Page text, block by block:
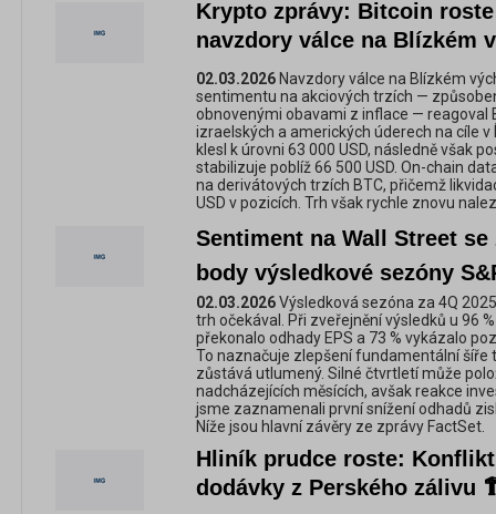
Krypto zprávy: Bitcoin
navzdory válce na Blízkém
02.03.2026 Navzdory válce na Blízkém
sentimentu na akciových trzích —
obnovenými obavami z inflace — reagoval
izraelských a amerických úderech na cíle
klesl k úrovni 63 000 USD, následně však
stabilizuje poblíž 66 500 USD. On-chain
na derivátových trzích BTC, přičemž
USD v pozicích. Trh však rychle znovu
Sentiment na Wall Street
body výsledkové sezóny
02.03.2026Výsledková sezóna za 4Q
trh očekával. Při zveřejnění výsledků u 96
překonalo odhady EPS a 73 % vykázalo
To naznačuje zlepšení fundamentální šíře
zůstává utlumený. Silné čtvrtletí může
nadcházejících měsících, avšak reakce
jsme zaznamenali první snížení odhadů
Níže jsou hlavní závěry ze zprávy FactSet.
Hliník prudce roste:
dodávky z Perského zálivu